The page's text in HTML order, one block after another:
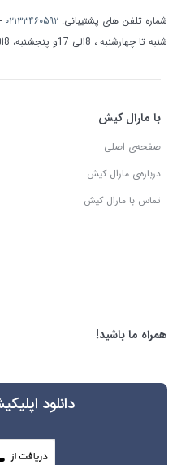
شماره تلفن های پشتیبانی: ۰۲۱۳۳۴۶۰۵۹۲ -
شنبه تا چهارشنبه ، 8الی 17و پنجشنبه، 8الی 14 میزبان صدای گرمتان هستیم
با مارال کیش
صفحه‌ی اصلی
درباره‌ی مارال کیش
تماس با مارال کیش
همراه ما باشید!
دانلود